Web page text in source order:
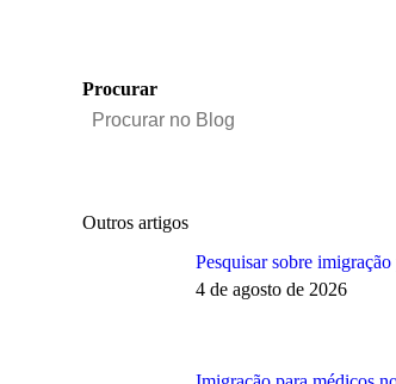
Procurar
Outros artigos
Pesquisar sobre
4 de agosto de 2026